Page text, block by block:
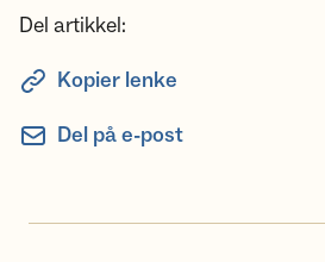
Del artikkel:
Kopier lenke
Del på e-post